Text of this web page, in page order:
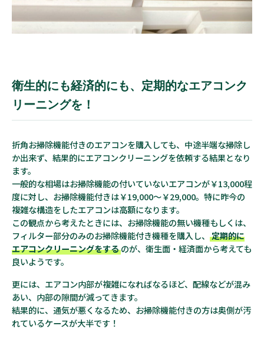
衛生的にも経済的にも、定期的なエアコンク
リーニングを！
折角お掃除機能付きのエアコンを購入しても、中途半端な掃除し
か出来ず、結果的にエアコンクリーニングを依頼する結果となり
ます。
一般的な相場はお掃除機能の付いていないエアコンが￥13,000程
度に対し、お掃除機能付きは￥19,000～￥29,000。特に昨今の
複雑な構造をしたエアコンは高額になります。
この観点から考えたときには、お掃除機能の無い機種もしくは、
フィルター部分のみのお掃除機能付き機種を購入し、 定期的に
エアコンクリーニングをするのが、衛生面・経済面から考えても
良いようです。
更には、エアコン内部が複雑になればなるほど、配線などが混み
あい、内部の隙間が減ってきます。
結果的に、通気が悪くなるため、お掃除機能付きの方は奥側が汚
れているケースが大半です！